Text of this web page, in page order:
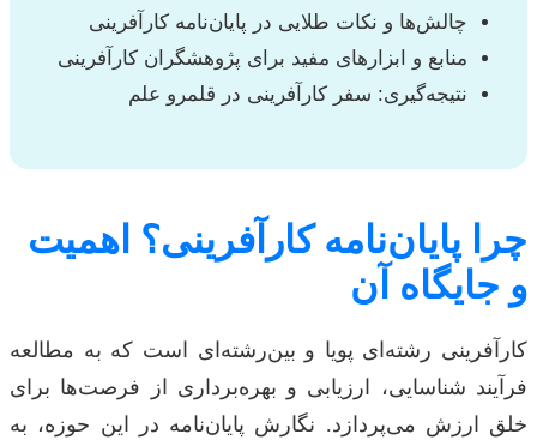
چالش‌ها و نکات طلایی در پایان‌نامه کارآفرینی
منابع و ابزارهای مفید برای پژوهشگران کارآفرینی
نتیجه‌گیری: سفر کارآفرینی در قلمرو علم
چرا پایان‌نامه کارآفرینی؟ اهمیت
و جایگاه آن
کارآفرینی رشته‌ای پویا و بین‌رشته‌ای است که به مطالعه
فرآیند شناسایی، ارزیابی و بهره‌برداری از فرصت‌ها برای
خلق ارزش می‌پردازد. نگارش پایان‌نامه در این حوزه، به